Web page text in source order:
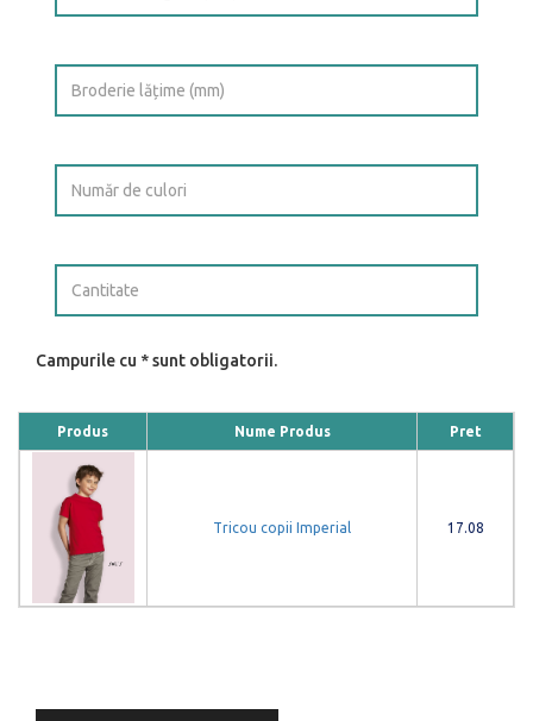
Campurile cu * sunt obligatorii.
Produs Nume Produs Pret
Tricou copii Imperial 17.08